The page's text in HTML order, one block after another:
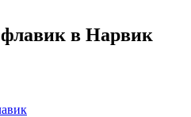
в Нарвик